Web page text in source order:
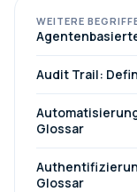
WEITERE
Audit Trail:
Glossar
Glossar